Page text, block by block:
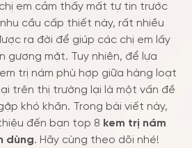
em cảm thấy mất tự tin trước
cầu cấp thiết này, rất nhiều
ra đời để giúp các chị em lấy
gương mặt. Tuy nhiên, để lựa
trị nám phù hợp giữa hàng loạt
trên thị trường lại là một vấn đề
khó khăn. Trong bài viết này,
đến bạn top 8 kem trị nám
dùng. Hãy cùng theo dõi nhé!